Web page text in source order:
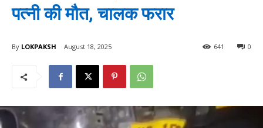
पत्नी की मौत, चालक फरार
By LOKPAKSH August 18, 2025 0
641